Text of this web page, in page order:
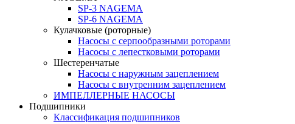
SP-3 NAGEMA
SP-6 NAGEMA
Кулачковые (роторные)
Насосы с серпообразными роторами
Насосы с лепестковыми роторами
Шестеренчатые
Насосы с наружным зацеплением
Насосы с внутренним зацеплением
ИМПЕЛЛЕРНЫЕ НАСОСЫ
Подшипники
Классификация подшипников